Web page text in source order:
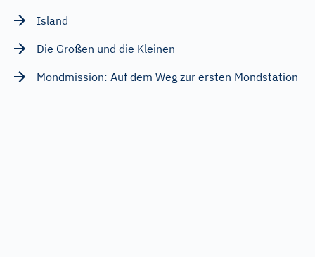
Island
Die Großen und die Kleinen
Mondmission: Auf dem Weg zur ersten Mondstation